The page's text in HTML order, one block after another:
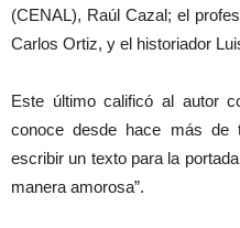
(CENAL), Raúl Cazal; el
Carlos Ortiz, y el historiador
Este último calificó al autor
conoce desde hace más de
escribir un texto para la
manera amorosa”.